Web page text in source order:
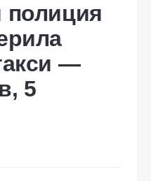
полиция
—
5